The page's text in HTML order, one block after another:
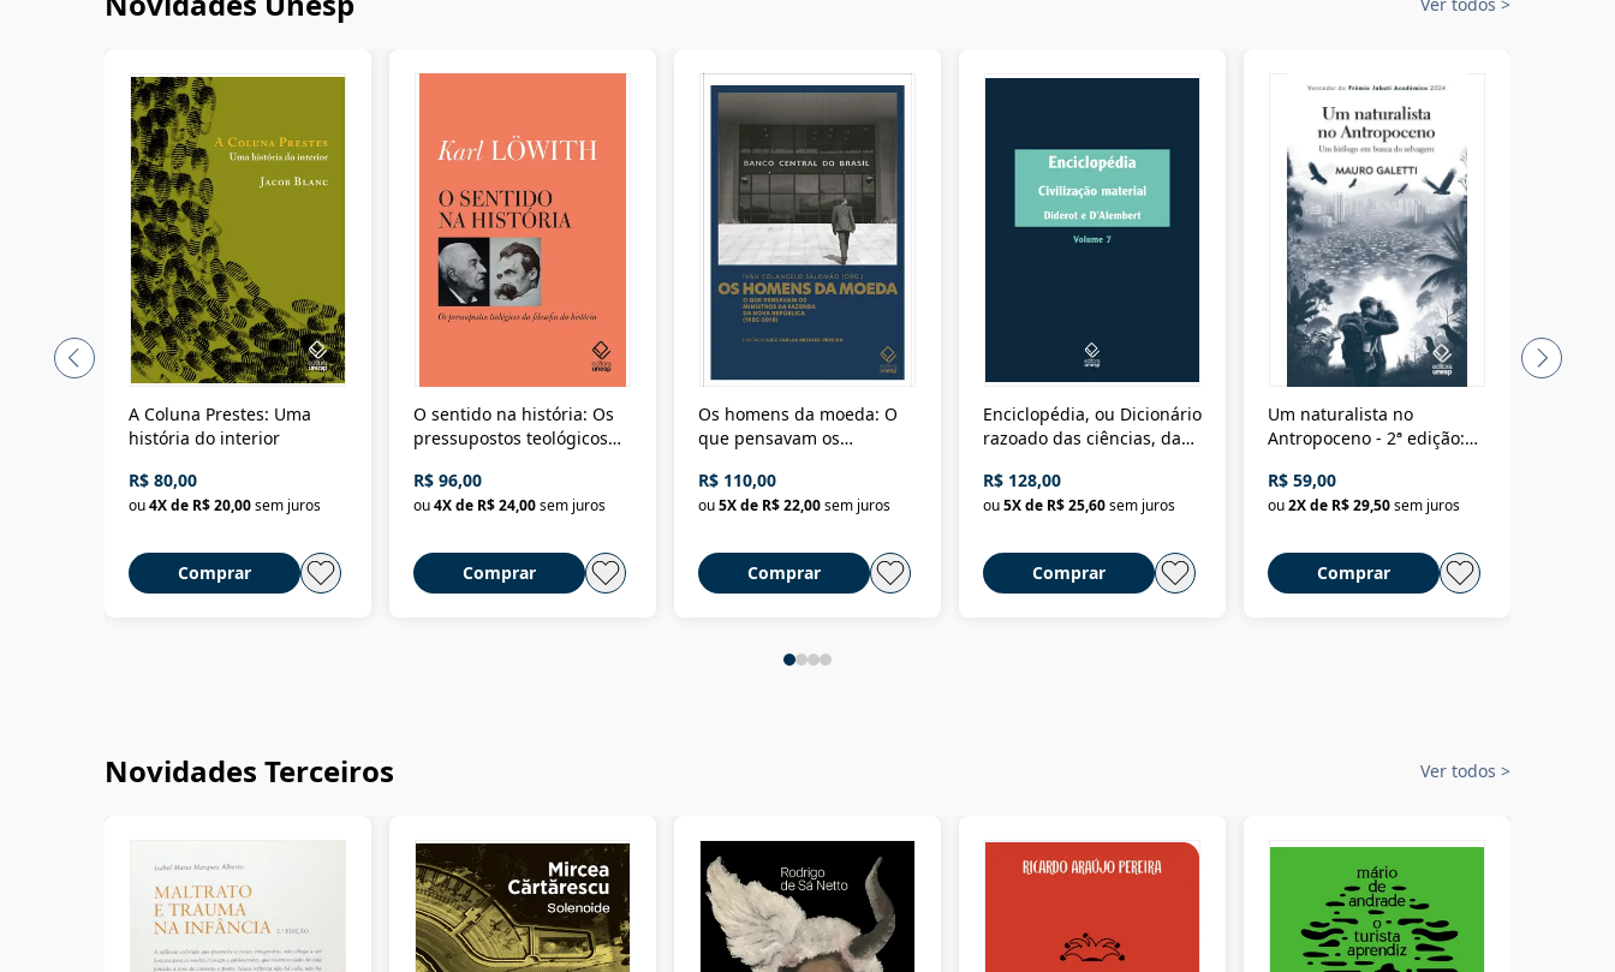
A Coluna Prestes: Uma
história do interior
R$ 80,00
ou4X de R$ 20,00sem juros
Comprar
O sentido na história: Os
pressupostos teológicos
R$ 96,00
ou4X de R$ 24,00sem juros
Comprar
Os homens da moeda: O
que pensavam os
Nova República (1985-
2018)
R$ 110,00
ou5X de R$ 22,00sem juros
Comprar
Enciclopédia, ou Dicionário
razoado das ciências, das
Civilização material
R$ 128,00
ou5X de R$ 25,60sem juros
Comprar
Um naturalista no
Antropoceno - 2ª edição:
selvagem
R$ 59,00
ou2X de R$ 29,50sem juros
Comprar
Novidades Terceiros Ver todos >